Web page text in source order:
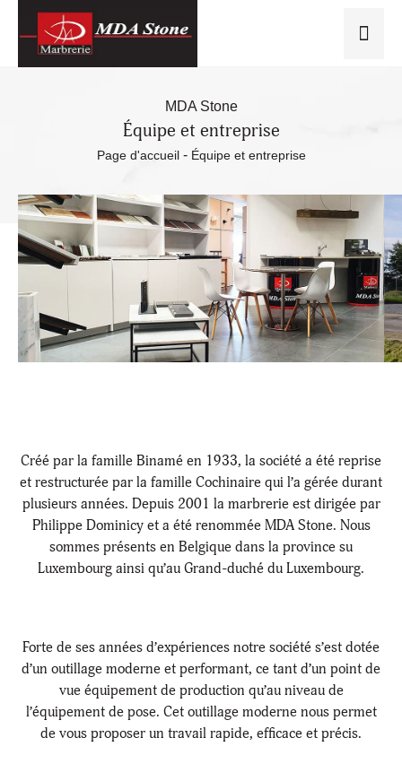
MDA Stone
Équipe et entreprise
Page d'accueil- Équipe et entreprise
Créé par la famille Binamé en 1933, la société a été reprise
et restructurée par la famille Cochinaire qui l’a gérée durant
plusieurs années. Depuis 2001 la marbrerie est dirigée par
Philippe Dominicy et a été renommée MDA Stone. Nous
sommes présents en Belgique dans la province su
Luxembourg ainsi qu’au Grand-duché du Luxembourg.
Forte de ses années d’expériences notre société s’est dotée
d’un outillage moderne et performant, ce tant d’un point de
vue équipement de production qu’au niveau de
l’équipement de pose. Cet outillage moderne nous permet
de vous proposer un travail rapide, efficace et précis.